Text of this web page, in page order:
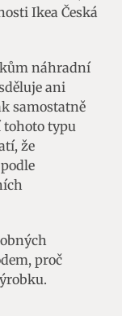
Ikea Česká
náhradní
ani
samostatně
tohoto typu
že
proč